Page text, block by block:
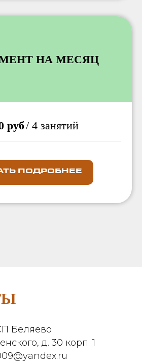
НА МЕСЯЦ
руб/ 4 занятий
ПОДРОБНЕЕ
Беляево
д. 30 корп. 1